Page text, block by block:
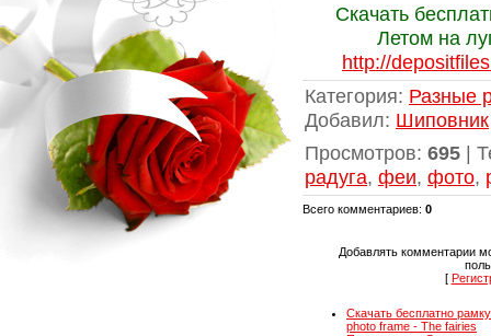
Скачать
Летом на
http://
Категория: Разные
Добавил: Шиповник
Просмотров: 695 |
радуга, феи, фото,
Всего комментариев: 0
Добавлять комментарии
[
Скачать бесплатно
photo frame - The fairies